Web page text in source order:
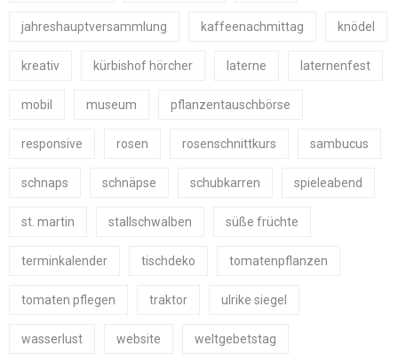
jahreshauptversammlung kaffeenachmittag knödel
kreativ kürbishof hörcher laterne laternenfest
mobil museum pflanzentauschbörse
responsive rosen rosenschnittkurs sambucus
schnaps schnäpse schubkarren spieleabend
st. martin stallschwalben süße früchte
terminkalender tischdeko tomatenpflanzen
tomaten pflegen traktor ulrike siegel
wasserlust website weltgebetstag